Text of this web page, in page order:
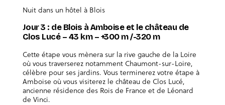
Nuit dans un hôtel à Blois
Jour 3 : de Blois à Amboise et le château de
Clos Lucé – 43 km – +300 m /-320 m
Cette étape vous mènera sur la rive gauche de la Loire
où vous traverserez notamment Chaumont-sur-Loire,
célèbre pour ses jardins. Vous terminerez votre étape à
Amboise où vous visiterez le château de Clos Lucé,
ancienne résidence des Rois de France et de Léonard
de Vinci.